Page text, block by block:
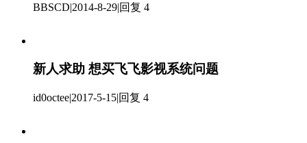
BBSCD|2014-8-29|回复 4
新人求助 想买飞飞影视系统问题
id0octee|2017-5-15|回复 4